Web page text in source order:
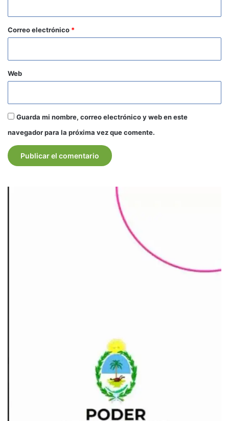
o
*
Correo electrónico *
Web
Guarda mi nombre, correo electrónico y web en este
navegador para la próxima vez que comente.